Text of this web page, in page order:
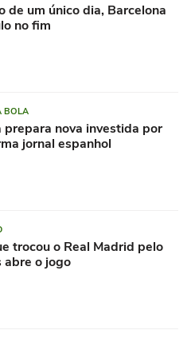
de um único dia, Barcelona
no fim
BOLA
prepara nova investida por
jornal espanhol
trocou o Real Madrid pelo
abre o jogo